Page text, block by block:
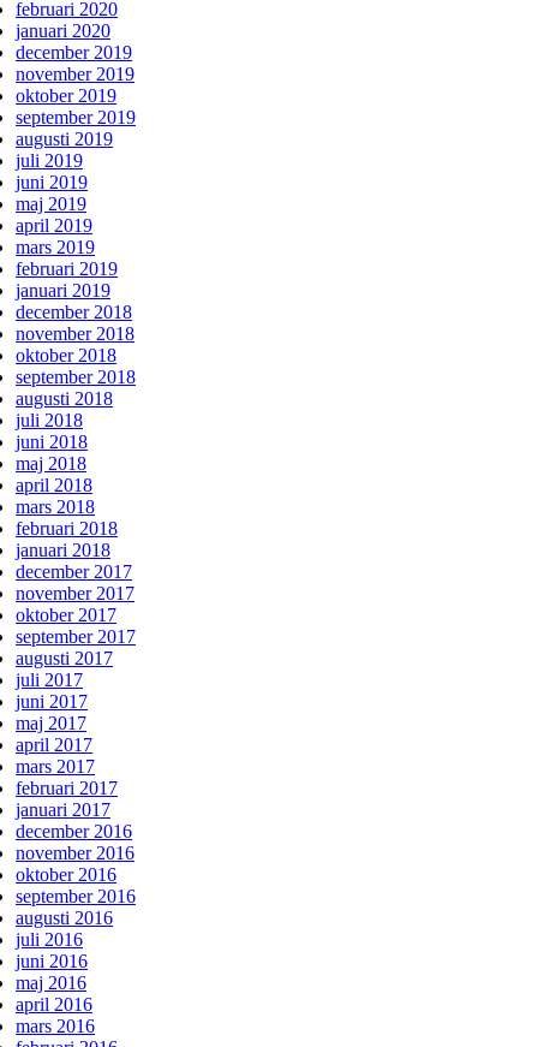
februari 2020
januari 2020
december 2019
november 2019
oktober 2019
september 2019
augusti 2019
juli 2019
juni 2019
maj 2019
april 2019
mars 2019
februari 2019
januari 2019
december 2018
november 2018
oktober 2018
september 2018
augusti 2018
juli 2018
juni 2018
maj 2018
april 2018
mars 2018
februari 2018
januari 2018
december 2017
november 2017
oktober 2017
september 2017
augusti 2017
juli 2017
juni 2017
maj 2017
april 2017
mars 2017
februari 2017
januari 2017
december 2016
november 2016
oktober 2016
september 2016
augusti 2016
juli 2016
juni 2016
maj 2016
april 2016
mars 2016